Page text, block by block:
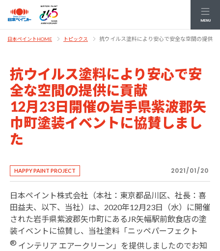
MENU
日本ペイントHOME トピックス 抗ウイルス塗料により安心で安全な空間の提供
抗ウイルス塗料により安心で安
全な空間の提供に貢献
12月23日開催の岩手県紫波郡矢
巾町塗装イベントに協賛しまし
た
HAPPY PAINT PROJECT 2021/01/20
日本ペイント株式会社（本社：東京都品川区、社長：喜
田益夫、以下、当社）は、2020年12月23日（水）に開催
された岩手県紫波郡矢巾町にあるJR矢幅駅前飲食店の塗
装イベントに協賛し、当社塗料「ニッペパーフェクト
® インテリア エアークリーン」を提供しましたのでお知